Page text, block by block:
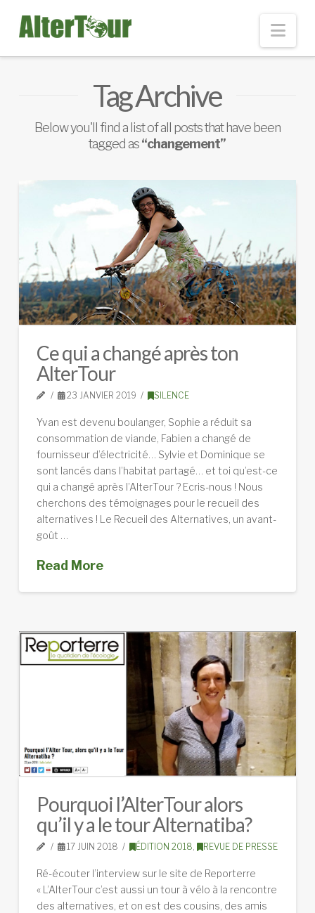
Tag Archive
Below you'll find a list of all posts that have been
tagged as“changement”
Ce qui a changé après ton
AlterTour
23 JANVIER 2019 SILENCE
Yvan est devenu boulanger, Sophie a réduit sa
consommation de viande, Fabien a changé de
fournisseur d’électricité… Sylvie et Dominique se
sont lancés dans l’habitat partagé… et toi qu’est-ce
qui a changé après l’AlterTour ? Ecris-nous ! Nous
cherchons des témoignages pour le recueil des
alternatives ! Le Recueil des Alternatives, un avant-
goût …
Read More
Pourquoi l’AlterTour alors
qu’il y a le tour Alternatiba?
17 JUIN 2018 ÉDITION 2018 REVUE DE PRESSE
Ré-écouter l’interview sur le site de Reporterre
« L’AlterTour c’est aussi un tour à vélo à la rencontre
des alternatives, et on est des cousins, des amis